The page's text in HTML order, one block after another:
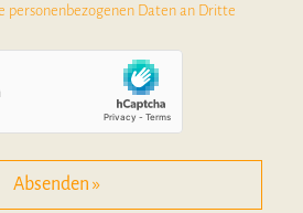
personenbezogenen Daten an Dritte